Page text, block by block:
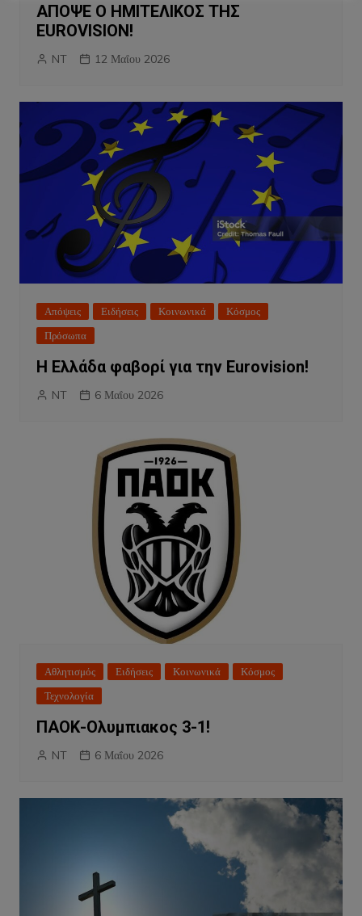
ΑΠΟΨΕ Ο ΗΜΙΤΕΛΙΚΟΣ ΤΗΣ
EUROVISION!
NT 12 Μαΐου 2026
Απόψεις Ειδήσεις Κοινωνικά
Κόσμος
Πρόσωπα
Η Ελλάδα φαβορί για την Eurovision!
NT 6 Μαΐου 2026
Αθλητισμός Ειδήσεις Κοινωνικά
Κόσμος
Τεχνολογία
ΠΑΟΚ-Ολυμπιακος 3-1!
NT 6 Μαΐου 2026